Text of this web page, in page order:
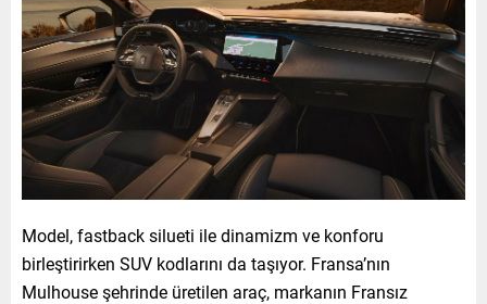
Model, fastback silueti ile dinamizm ve konforu
birleştirirken SUV kodlarını da taşıyor. Fransa’nın
Mulhouse şehrinde üretilen araç, markanın Fransız